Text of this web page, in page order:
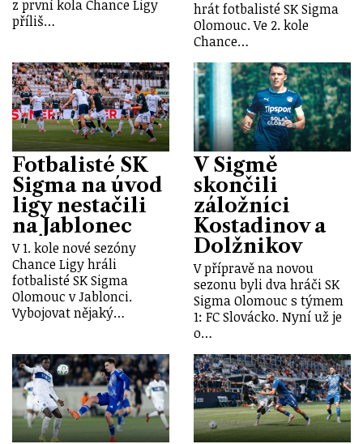
z první kola Chance Ligy
příliš…
hrát fotbalisté SK Sigma
Olomouc. Ve 2. kole
Chance…
Fotbalisté SK
Sigma na úvod
ligy nestačili
na Jablonec
V 1. kole nové sezóny
Chance Ligy hráli
fotbalisté SK Sigma
Olomouc v Jablonci.
Vybojovat nějaký…
V Sigmě
skončili
záložníci
Kostadinov a
Dolžnikov
V přípravě na novou
sezonu byli dva hráči SK
Sigma Olomouc s týmem
1: FC Slovácko. Nyní už je
o…